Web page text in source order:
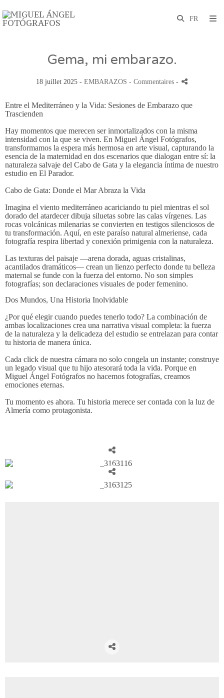
Gema, mi embarazo.
18 juillet 2025 - EMBARAZOS - Commentaires -
Entre el Mediterráneo y la Vida: Sesiones de Embarazo que
Trascienden
Hay momentos que merecen ser inmortalizados con la misma
intensidad con la que se viven. En Miguel Ángel Fotógrafos,
transformamos la espera más hermosa en arte visual, capturando la
esencia de la maternidad en dos escenarios que dialogan entre sí: la
naturaleza salvaje del Cabo de Gata y la elegancia íntima de nuestro
estudio en El Parador.
Cabo de Gata: Donde el Mar Abraza la Vida
Imagina el viento mediterráneo acariciando tu piel mientras el sol
dorado del atardecer dibuja siluetas sobre las calas vírgenes. Las
rocas volcánicas milenarias se convierten en testigos silenciosos de
tu transformación. Aquí, en este paraíso natural almeriense, cada
fotografía respira libertad y conexión primigenia con la naturaleza.
Las texturas del paisaje —arena dorada, aguas cristalinas,
acantilados dramáticos— crean un lienzo perfecto donde tu belleza
maternal se funde con la fuerza del entorno. No son simples
fotografías; son declaraciones visuales de poder femenino.
Dos Mundos, Una Historia Inolvidable
¿Por qué elegir cuando puedes tenerlo todo? La combinación de
ambas localizaciones crea una narrativa visual completa: la fuerza
de la naturaleza y la delicadeza del estudio se entrelazan para contar
tu historia de manera única.
Cada click de nuestra cámara no solo congela un instante; construye
un legado visual que tu hijo atesorará toda la vida. Porque en
Miguel Ángel Fotógrafos no hacemos fotografías, creamos
emociones eternas.
Tu momento es ahora. Tu historia merece ser contada con la luz de
Almería como protagonista.